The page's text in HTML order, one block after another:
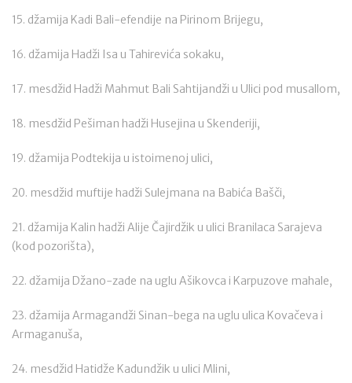
15. džamija Kadi Bali-efendije na Pirinom Brijegu,
16. džamija Hadži Isa u Tahirevića sokaku,
17. mesdžid Hadži Mahmut Bali Sahtijandži u Ulici pod musallom,
18. mesdžid Pešiman hadži Husejina u Skenderiji,
19. džamija Podtekija u istoimenoj ulici,
20. mesdžid muftije hadži Sulejmana na Babića Bašči,
21. džamija Kalin hadži Alije Čajirdžik u ulici Branilaca Sarajeva
(kod pozorišta),
22. džamija Džano-zade na uglu Ašikovca i Karpuzove mahale,
23. džamija Armagandži Sinan-bega na uglu ulica Kovačeva i
Armaganuša,
24. mesdžid Hatidže Kadundžik u ulici Mlini,